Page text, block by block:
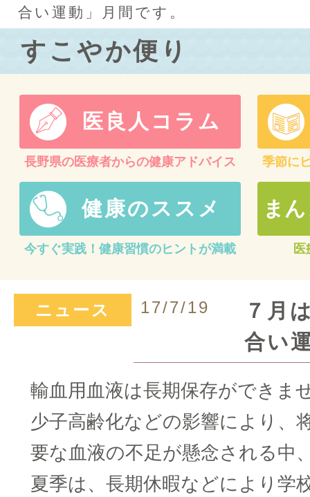
合い運動」月間です。
すこやか便り
医良人コラム
長野県の医療者からの健康アドバイス 季節に
健康のススメ
今すぐ実践！健康習慣のヒントが満載
ま
ニュース 17/7/19
７月
合い
輸血用血液は長期保存ができま
少子高齢化などの影響により、
要な血液の不足が懸念される中
夏季は、長期休暇などにより学